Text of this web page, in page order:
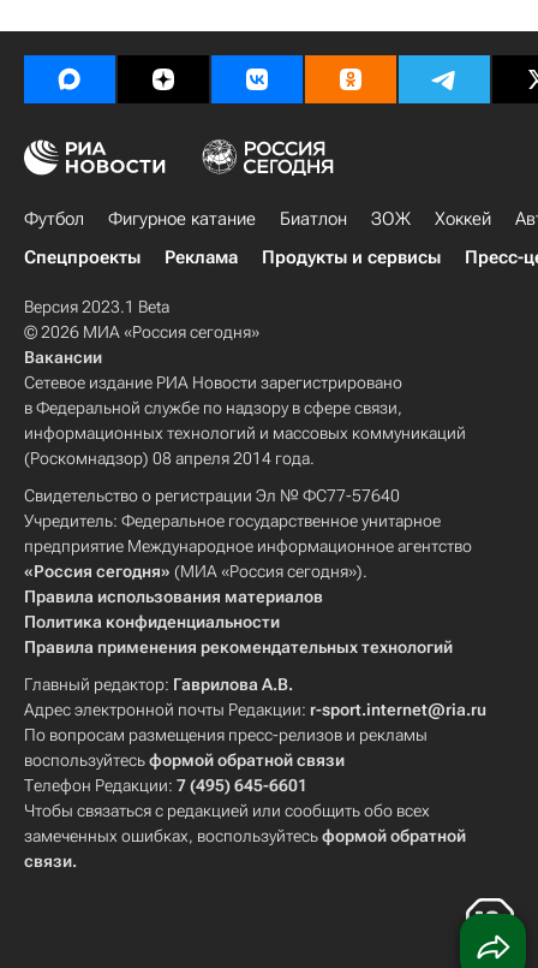
Футбол Фигурное катание Биатлон ЗОЖ Хоккей
Спецпроекты
Реклама Продукты и сервисы Пресс-
Версия 2023.1 Beta
© 2026 МИА «Россия сегодня»
Вакансии
Сетевое издание РИА Новости зарегистрировано
в Федеральной службе по надзору в сфере связи,
информационных технологий и массовых коммуникаций
(Роскомнадзор) 08 апреля 2014 года.
Свидетельство о регистрации Эл № ФС77-57640
Учредитель: Федеральное государственное унитарное
предприятие Международное информационное агентство
«Россия сегодня» (МИА «Россия сегодня»).
Правила использования материалов
Политика конфиденциальности
Правила применения рекомендательных технологий
Главный редактор: Гаврилова А.В.
Адрес электронной почты Редакции: r-sport.internet@ria.ru
По вопросам размещения пресс-релизов и рекламы
воспользуйтесьформой обратной связи
Телефон Редакции: 7 (495) 645-6601
Чтобы связаться с редакцией или сообщить обо всех
замеченных ошибках, воспользуйтесьформой обратной
связи.